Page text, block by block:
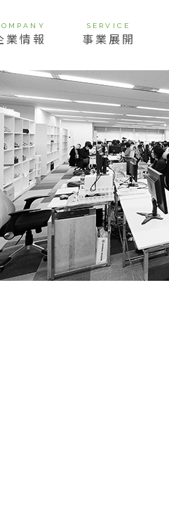
業情報
経営理念 ビジョン
SERVICE
事業展開